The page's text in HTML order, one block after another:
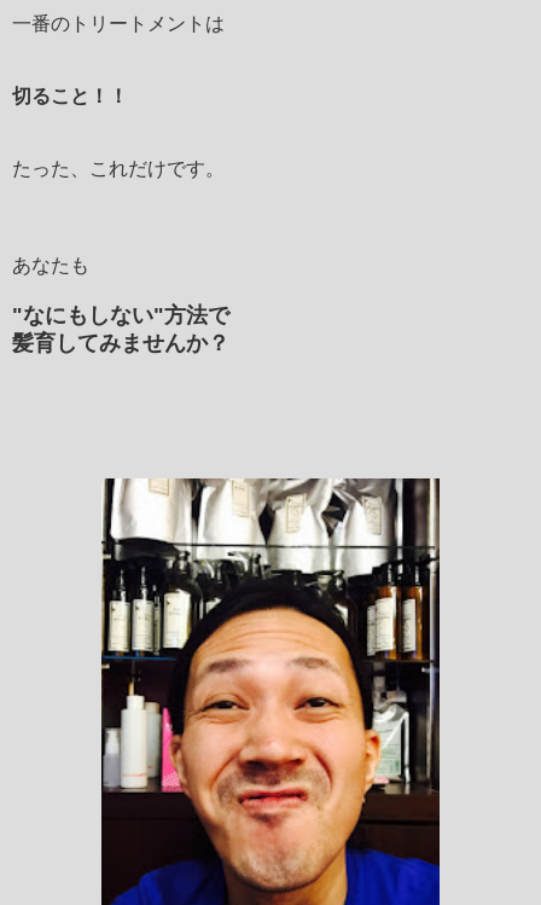
一番のトリートメントは
切ること！！
たった、これだけです。
あなたも
"なにもしない"方法で
髪育してみませんか？